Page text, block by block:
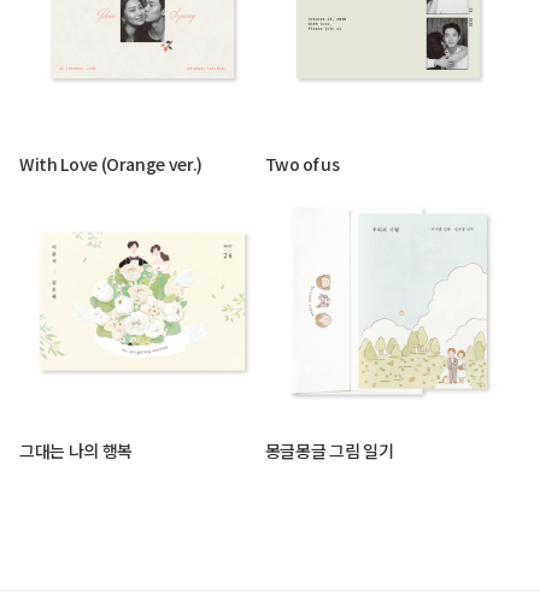
With Love (Orange ver.) Two of us
그대는 나의 행복 몽글몽글 그림 일기